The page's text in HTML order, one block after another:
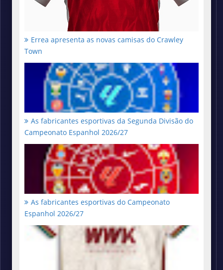
Errea apresenta as novas camisas do Crawley
Town
As fabricantes esportivas da Segunda Divisão do
Campeonato Espanhol 2026/27
As fabricantes esportivas do Campeonato
Espanhol 2026/27